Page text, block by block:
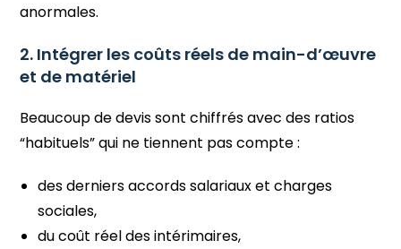
anormales.
2. Intégrer les coûts réels de main-d’œuvre
et de matériel
Beaucoup de devis sont chiffrés avec des ratios
“habituels” qui ne tiennent pas compte :
des derniers accords salariaux et charges
sociales,
du coût réel des intérimaires,